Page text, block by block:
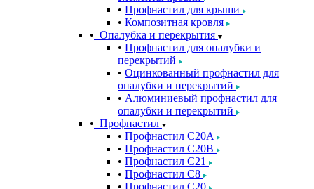
Профнастил для крыши
Композитная кровля
Опалубка и перекрытия
Профнастил для опалубки и
перекрытий
Оцинкованный профнастил для
опалубки и перекрытий
Алюминиевый профнастил для
опалубки и перекрытий
Профнастил
Профнастил С20A
Профнастил С20B
Профнастил С21
Профнастил С8
Профнастил С20